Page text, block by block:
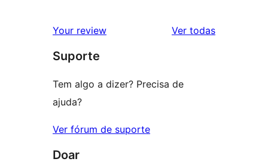
2
com
1
Your review Ver todasavaliações
Suporte
Tem algo a dizer? Precisa de
ajuda?
Ver fórum de suporte
Doar